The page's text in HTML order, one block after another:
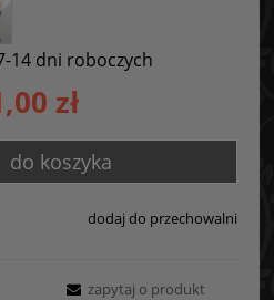
14 dni roboczych
zł
do koszyka
dodaj do przechowalni
zapytaj o produkt